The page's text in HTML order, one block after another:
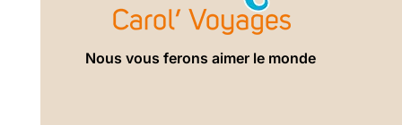
Nous vous ferons aimer le monde